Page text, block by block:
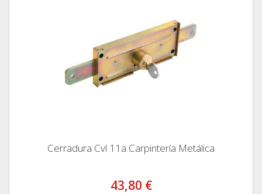
Cerradura Cvl 11a Carpintería Metálica
43,80 €